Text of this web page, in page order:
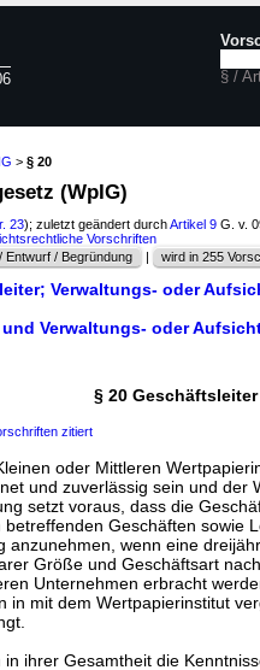
§ /
> § 20
(WpIG)
23); zuletzt geändert durchArtikel 9 G. v.
Vorschriften
Entwurf / Begründung | wird in 255
Verwaltungs- oder
Verwaltungs- oder
§ 20 Geschäftsleiter
zitiert
oder Mittleren
und zuverlässig sein und der
setzt voraus, dass die
Geschäften sowie
anzunehmen, wenn eine
Größe und Geschäftsart
Unternehmen erbracht
in mit dem Wertpapierinstitut
ihrer Gesamtheit die